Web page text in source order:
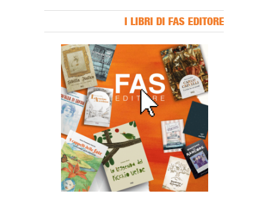
I LIBRI DI FAS EDITORE